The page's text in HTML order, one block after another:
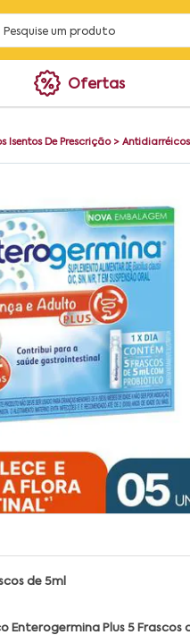
Ofertas
Isentos De Prescrição> Antidiarréicos
de 5ml
Enterogermina Plus 5 Frascos